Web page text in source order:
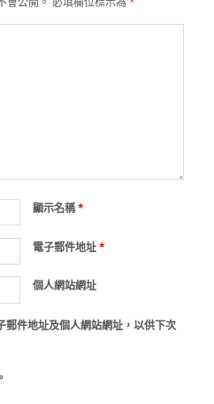
顯示名稱*
電子郵件地址*
個人網站網址
郵件地址及個人網站網址，以供下次